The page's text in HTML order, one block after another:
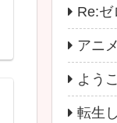
Re:ゼ
アニ
よう
転生